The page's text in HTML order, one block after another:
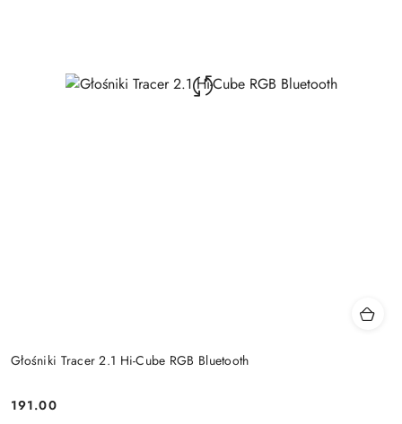
Głośniki Tracer 2.1 Hi-Cube RGB Bluetooth
Price:
191.00